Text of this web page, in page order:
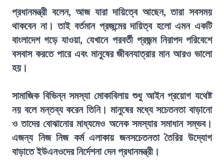
প্রধানমন্ত্রী বলেন, আজ যারা দায়িত্বে আছেন, তারা সবসময়
থাকবেন না। তাই বর্তমান প্রজন্মের দায়িত্ব হলো এমন একটি
বাংলাদেশ গড়ে যাওয়া, যেখানে পরবর্তী প্রজন্ম নিরাপদ পরিবেশে
বসবাস করতে পারে এবং মানুষের জীবনযাত্রার মান আরও ভালো
হয়।
সামাজিক বিভিন্ন সমস্যা মোকাবিলায় শুধু আইন প্রয়োগ যথেষ্ট
নয় বলে মন্তব্য করেন তিনি। মানুষের মধ্যে সচেতনতা বাড়ানো
ও তাদের বোঝানোর মাধ্যমেও অনেক সমস্যার সমাধান সম্ভব।
এজন্য নিজ নিজ কর্ম এলাকায় জনসচেতনতা তৈরির উদ্যোগ
বাড়াতে ইউএনওদের নির্দেশনা দেন প্রধানমন্ত্রী।